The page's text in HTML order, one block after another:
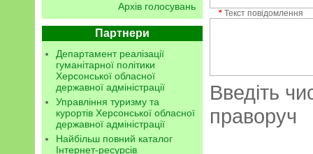
Архів голосувань
Партнери
Департамент реалізації
гуманітарної політики
Херсонської обласної
державної адміністрації
Управління туризму та
курортів Херсонської обласної
державної адміністрації
Найбільш повний каталог
Інтернет-ресурсів
* Текст повідомлення
Введіть
праворуч